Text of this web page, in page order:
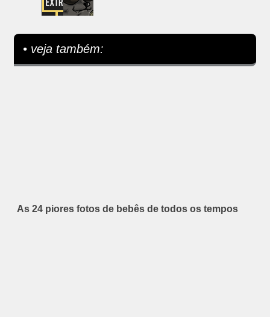
• veja também:
As 24 piores fotos de bebês de todos os tempos